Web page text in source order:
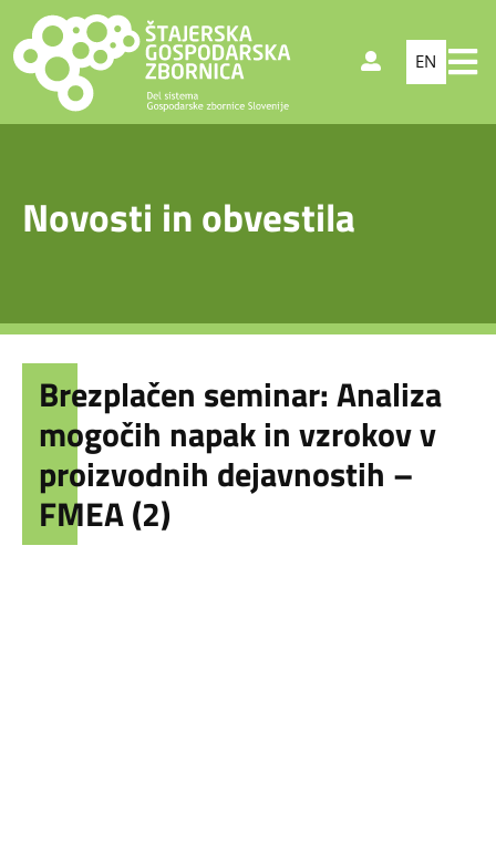
EN
Novosti in obvestila
Brezplačen seminar: Analiza
mogočih napak in vzrokov v
proizvodnih dejavnostih –
FMEA (2)